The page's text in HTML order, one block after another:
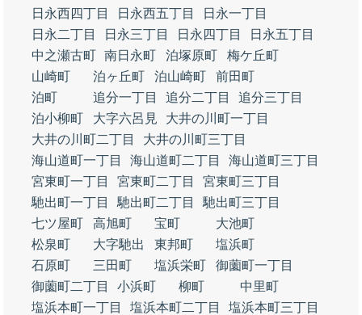
日永西四丁目 日永西五丁目
日永一丁目
日永二丁目
日永三丁目 日永四丁目
日永五丁目
中之瀬古町 南日永町 泊塚原町
梅ケ丘町
山崎町
泊ヶ丘町 泊山崎町
前田町
泊町
追分一丁目 追分二丁目
追分三丁目
泊小柳町
大字六呂見
大井の川町一丁目
大井の川町二丁目
大井の川町三丁目
海山道町一丁目
海山道町二丁目
海山道町三丁目
宮東町一丁目
宮東町二丁目
宮東町三丁目
馳出町一丁目
馳出町二丁目
馳出町三丁目
七ツ屋町
高旭町 宝町
大池町
松泉町
大字馳出 東邦町
塩浜町
石原町
三田町 塩浜栄町
御薗町一丁目
御薗町二丁目
小浜町 柳町
中里町
塩浜本町一丁目
塩浜本町二丁目
塩浜本町三丁目